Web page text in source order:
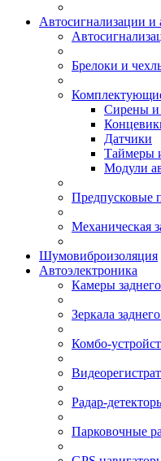
Автосигнализации и
Брелоки и
Сирены и
Датчики
Таймеры
Модули
Предпусковые
Механическая
Шумовиброизоляция
Автоэлектроника
Камеры
Зеркала
Комбо-
Радар-
Парковочные